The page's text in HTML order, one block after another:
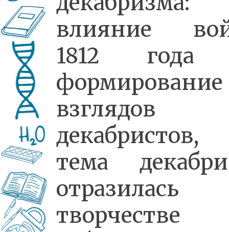
влияние
1812 года
формирование
взглядов
декабристов,
тема
творчестве